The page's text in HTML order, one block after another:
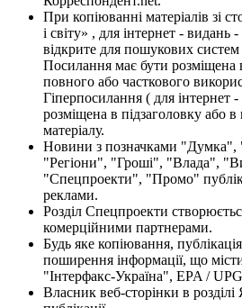
При копіюванні матеріалів зі
і світу» , для інтернет - видань
відкрите для пошукових систем
Посилання має бути розміщена
повного або часткового
Гіперпосилання ( для інтернет
розміщена в підзаголовку або
матеріалу.
Новини з позначками "Думка",
"Регіони", "Гроші", "Влада",
"Спецпроекти", "Промо"
реклами.
Розділ Спецпроекти
комерційними партнерами.
Будь яке копіювання,
поширення інформації, що
"Інтерфакс-Україна", EPA /
Власник веб-сторінки в